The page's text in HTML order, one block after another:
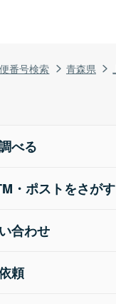
番号検索 青森県
べる
・ポストをさがす
合わせ
頼